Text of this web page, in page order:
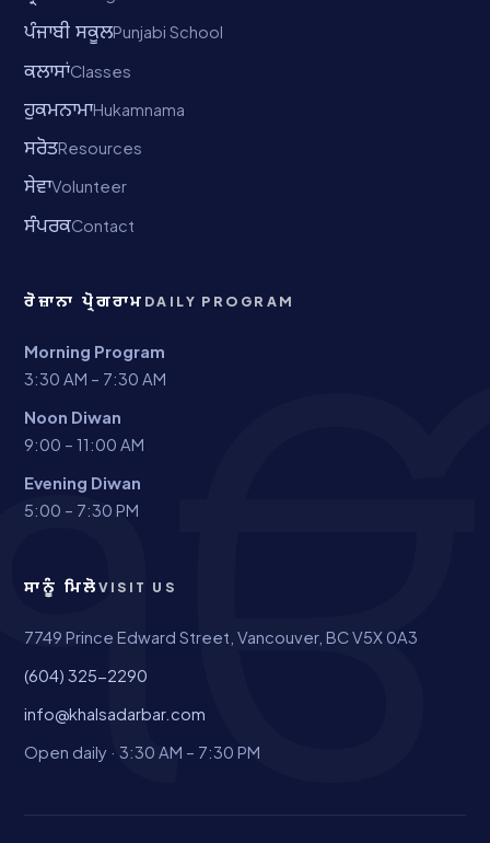
ਪੰਜਾਬੀ ਸਕੂਲPunjabi School
ਕਲਾਸਾਂClasses
ਹੁਕਮਨਾਮਾHukamnama
ਸਰੋਤResources
ਸੇਵਾVolunteer
ਸੰਪਰਕContact
ਰੋਜ਼ਾਨਾ ਪ੍ਰੋਗਰਾਮ DAILY PROGRAM
Morning Program
3:30 AM – 7:30 AM
Noon Diwan
9:00 – 11:00 AM
Evening Diwan
5:00 – 7:30 PM
ਸਾਨੂੰ ਮਿਲੋVISIT US
7749 Prince Edward Street, Vancouver, BC V5X 0A3
(604) 325-2290
info@khalsadarbar.com
Open daily · 3:30 AM – 7:30 PM